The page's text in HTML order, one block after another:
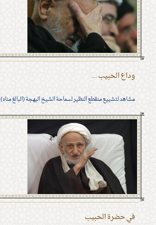
وداع الحبيب ...
مشاهد لتشييع منقطع النظير لسماحة الشيخ البهجة (البالغ مناه)
في حضرة الحبيب